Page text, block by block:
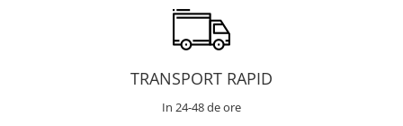
TRANSPORT RAPID
In 24-48 de ore